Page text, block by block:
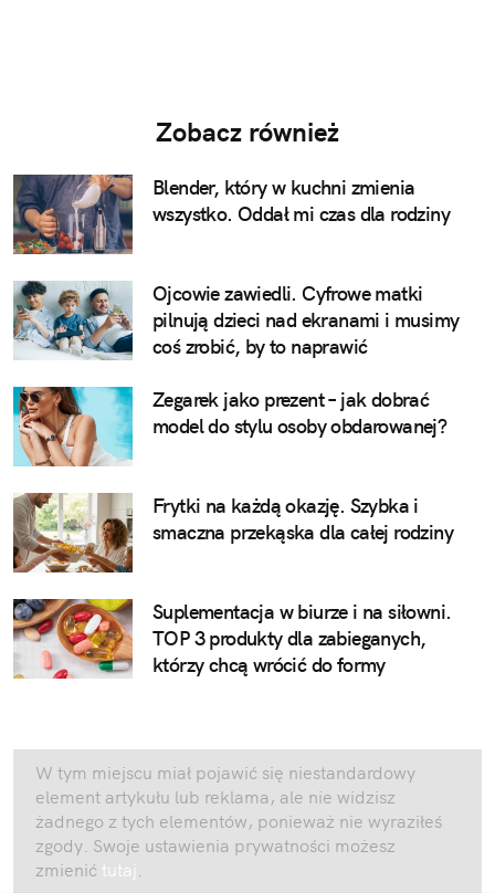
Zobacz również
Blender, który w kuchni zmienia
wszystko. Oddał mi czas dla rodziny
Ojcowie zawiedli. Cyfrowe matki
pilnują dzieci nad ekranami i musimy
coś zrobić, by to naprawić
Zegarek jako prezent – jak dobrać
model do stylu osoby obdarowanej?
Frytki na każdą okazję. Szybka i
smaczna przekąska dla całej rodziny
Suplementacja w biurze i na siłowni.
TOP 3 produkty dla zabieganych,
którzy chcą wrócić do formy
W tym miejscu miał pojawić się niestandardowy
element artykułu lub reklama, ale nie widzisz
żadnego z tych elementów, ponieważ nie wyraziłeś
zgody. Swoje ustawienia prywatności możesz
zmienić tutaj .